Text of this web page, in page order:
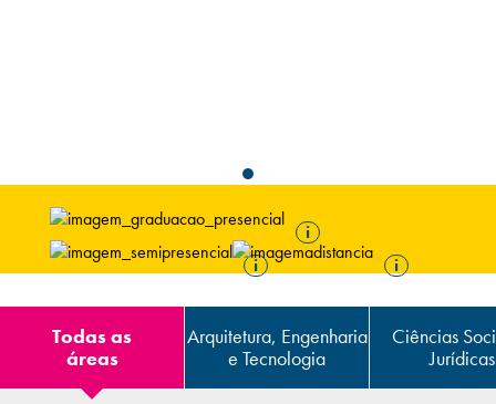
i
i
i
Todas as
áreas
Arquitetura, Engenharia
e Tecnologia
Ciências
Jurídicas